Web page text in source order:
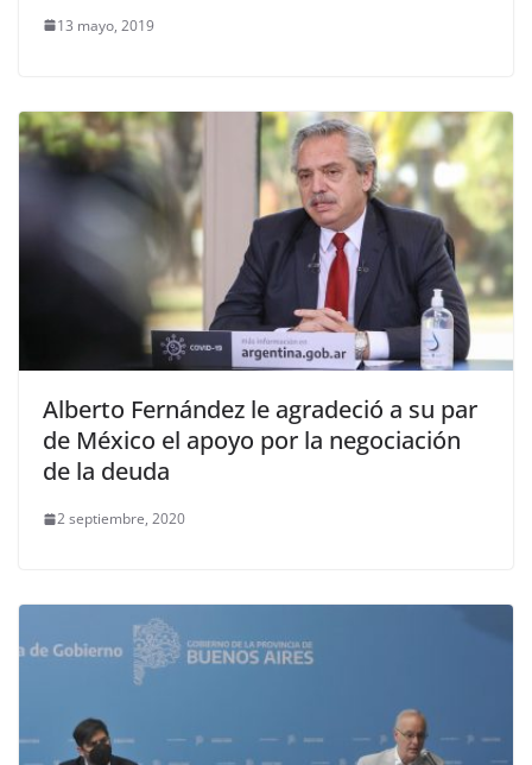
13 mayo, 2019
Alberto Fernández le agradeció a su par
de México el apoyo por la negociación
de la deuda
2 septiembre, 2020